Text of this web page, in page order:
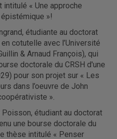
« Une approche
»!
étudiante au doctorat
cotutelle avec l’Université
& Arnaud François), qui
doctorale du CRSH d'une
pour son projet sur « Les
dans l’oeuvre de John
».
étudiant au doctorat
une bourse doctorale du
thèse intitulé « Penser